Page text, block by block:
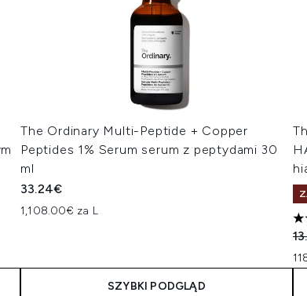
The Ordinary Multi-Peptide + Copper
Peptides 1% Serum serum z peptydami 30
ml
33.24€
1,108.00€ za L
SZYBKI PODGLĄD
5